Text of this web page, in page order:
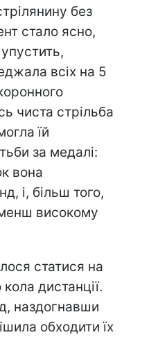
без
стало ясно,
всіх на 5
чиста стрільба
їй
за медалі:
вона
і, більш того,
високому
статися на
дистанції.
наздогнавши
обходити їх